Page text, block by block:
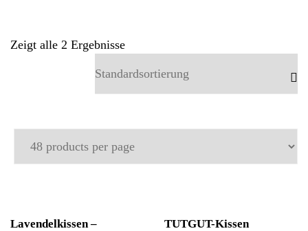
Zeigt alle 2 Ergebnisse
Lavendelkissen –
TUTGUT-Kissen